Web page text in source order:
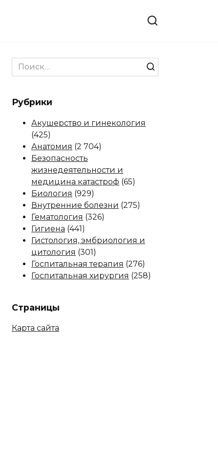
Search
for:
Рубрики
Акушерство и гинекология
(425)
Анатомия (2 704)
Безопасность
жизнедеятельности и
медицина катастроф (65)
Биология (929)
Внутренние болезни (275)
Гематология (326)
Гигиена (441)
Гистология, эмбриология и
цитология (301)
Госпитальная терапия (276)
Госпитальная хирургия (258)
Страницы
Карта сайта